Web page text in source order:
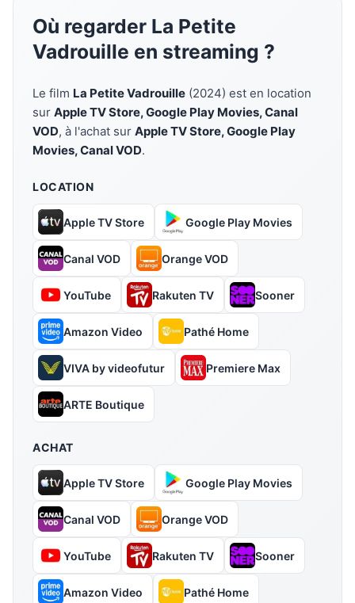
Où regarder La Petite
Vadrouille en streaming ?
Le film La Petite Vadrouille (2024) est en location
sur Apple TV Store, Google Play Movies, Canal
VOD, à l'achat sur Apple TV Store, Google Play
Movies, Canal VOD.
LOCATION
Apple TV Store Google Play Movies
Canal VOD Orange VOD
YouTube Rakuten TV Sooner
Amazon Video Pathé Home
VIVA by videofutur Premiere Max
ARTE Boutique
ACHAT
Apple TV Store Google Play Movies
Canal VOD Orange VOD
YouTube Rakuten TV Sooner
Amazon Video Pathé Home